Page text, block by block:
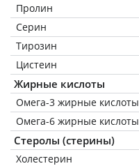
Пролин
Серин
Тирозин
Цистеин
Жирные кислоты
Омега-3 жирные кислоты
Омега-6 жирные кислоты
Стеролы (стерины)
Холестерин